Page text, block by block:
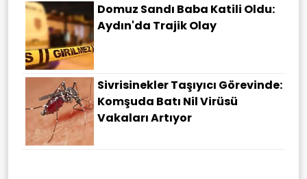
Domuz Sandı Baba Katili Oldu:
Aydın'da Trajik Olay
Sivrisinekler Taşıyıcı Görevinde:
Komşuda Batı Nil Virüsü
Vakaları Artıyor